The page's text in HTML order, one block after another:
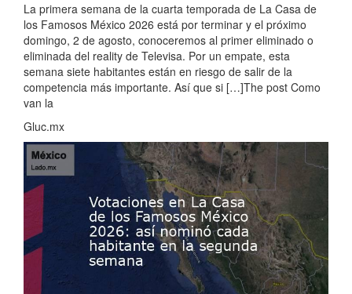
La primera semana de la cuarta temporada de La Casa de
los Famosos México 2026 está por terminar y el próximo
domingo, 2 de agosto, conoceremos al primer eliminado o
eliminada del reality de Televisa. Por un empate, esta
semana siete habitantes están en riesgo de salir de la
competencia más importante. Así que si […]The post Como
van la
Gluc.mx